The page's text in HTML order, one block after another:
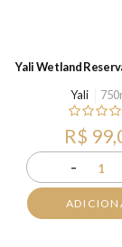
Yali Wetland
Yali
R$
- 1